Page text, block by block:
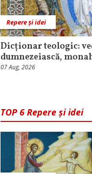
Repere și idei
Dicționar teologic:
dumnezeiască,
07 Aug, 2026
TOP 6 Repere și idei